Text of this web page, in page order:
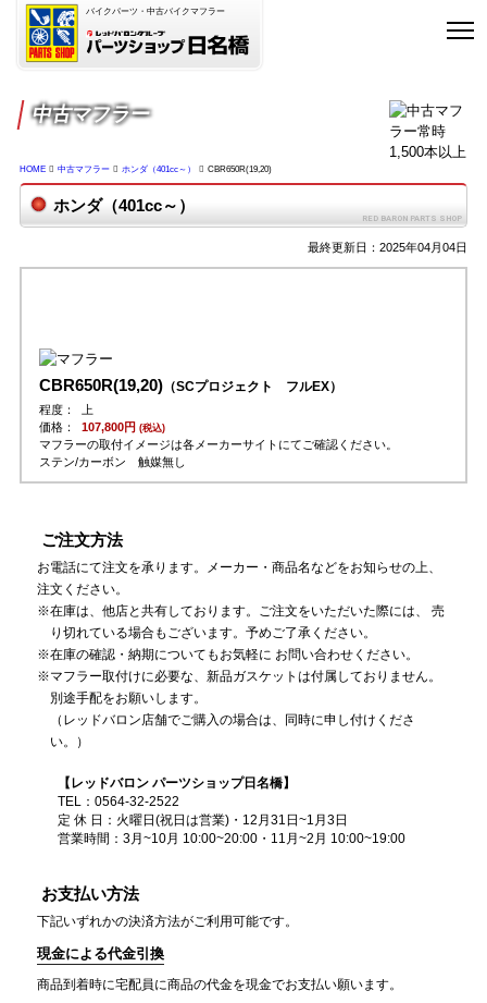
バイクパーツ・中古バイクマフラー
中古マフラー
HOME 中古マフラー ホンダ（401cc～） CBR650R(19,20)
ホンダ（401cc～）
最終更新日：2025年04月04日
CBR650R(19,20) （SCプロジェクト フルEX）
程度：
上
価格：
107,800円 (税込)
マフラーの取付イメージは各メーカーサイトにてご確認ください。
ステン/カーボン 触媒無し
ご注文方法
お電話にて注文を承ります。メーカー・商品名などをお知らせの上、
注文ください。
在庫は、他店と共有しております。ご注文をいただいた際には、 売
り切れている場合もございます。予めご了承ください。
在庫の確認・納期についてもお気軽に お問い合わせください。
マフラー取付けに必要な、新品ガスケットは付属しておりません。
別途手配をお願いします。
（レッドバロン店舗でご購入の場合は、同時に申し付けくださ
い。）
【レッドバロン パーツショップ日名橋】
TEL：0564-32-2522
定 休 日：火曜日(祝日は営業)・12月31日~1月3日
営業時間：3月~10月 10:00~20:00・11月~2月 10:00~19:00
お支払い方法
下記いずれかの決済方法がご利用可能です。
現金による代金引換
商品到着時に宅配員に商品の代金を現金でお支払い願います。